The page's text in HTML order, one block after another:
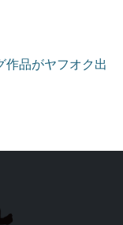
作品がヤフオク出